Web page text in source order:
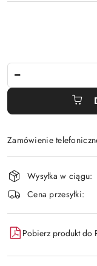
Zamówienie
Dostępność
i
dostawa
Wysyłka w ciągu:
Cena przesyłki:
Pobierz produkt do